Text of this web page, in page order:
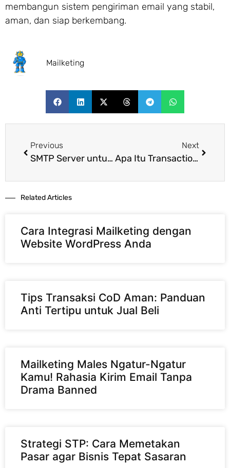
membangun sistem pengiriman email yang stabil,
aman, dan siap berkembang.
Mailketing
Previous
SMTP Server untuk Bisnis: Manfaat, Fungsi, dan Cara Memilih yang Tepat
Next
Apa Itu Transactional Email? Pengertian, Cara Kerja, Fungsi, dan Contohnya untuk Bisnis
Related Articles​
Cara Integrasi Mailketing dengan
Website WordPress Anda
Tips Transaksi CoD Aman: Panduan
Anti Tertipu untuk Jual Beli
Mailketing Males Ngatur-Ngatur
Kamu! Rahasia Kirim Email Tanpa
Drama Banned
Strategi STP: Cara Memetakan
Pasar agar Bisnis Tepat Sasaran